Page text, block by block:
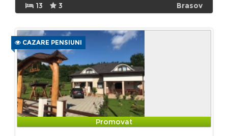
13 3 Brasov
CAZARE PENSIUNI
Promovat